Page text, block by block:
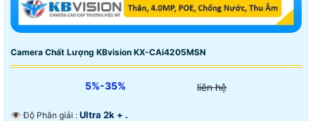
Camera Chất Lượng KBvision KX-CAi4205MSN
5%-35% liên hệ
👁 Độ Phân giải : Ultra 2k + .